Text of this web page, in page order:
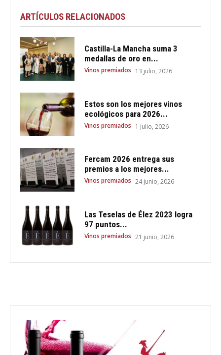
ARTÍCULOS RELACIONADOS
Castilla-La Mancha suma 3
medallas de oro en...
Vinos premiados 13 julio, 2026
Estos son los mejores vinos
ecológicos para 2026...
Vinos premiados 1 julio, 2026
Fercam 2026 entrega sus
premios a los mejores...
Vinos premiados 24 junio, 2026
Las Teselas de Élez 2023 logra
97 puntos...
Vinos premiados 21 junio, 2026